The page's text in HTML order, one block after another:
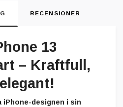
RECENSIONER
13
– Kraftfull,
iPhone-designen i sin